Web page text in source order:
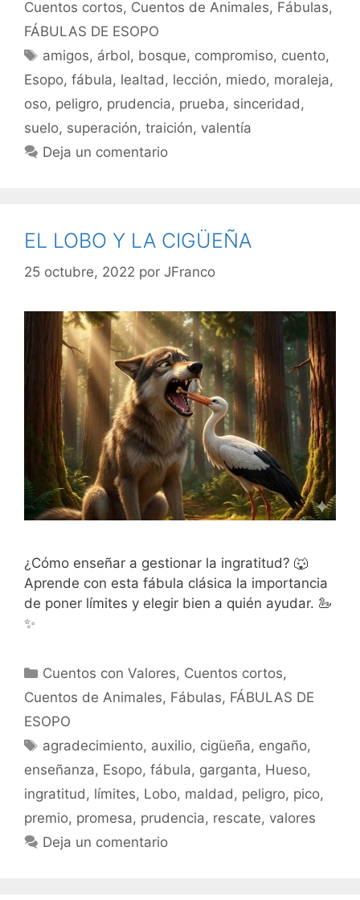
Cuentos cortos, Cuentos de Animales, Fábulas,
FÁBULAS DE ESOPO
Etiquetas
amigos, árbol, bosque, compromiso, cuento,
Esopo, fábula, lealtad, lección, miedo, moraleja,
oso, peligro, prudencia, prueba, sinceridad,
suelo, superación, traición, valentía
Deja un comentario
EL LOBO Y LA CIGÜEÑA
25 octubre, 2022 por JFranco
¿Cómo enseñar a gestionar la ingratitud? 🐺
Aprende con esta fábula clásica la importancia
de poner límites y elegir bien a quién ayudar. 🦢
✨
Categorías
Cuentos con Valores, Cuentos cortos,
Cuentos de Animales, Fábulas, FÁBULAS DE
ESOPO
Etiquetas
agradecimiento, auxilio, cigüeña, engaño,
enseñanza, Esopo, fábula, garganta, Hueso,
ingratitud , límites, Lobo, maldad , peligro, pico,
premio, promesa, prudencia, rescate, valores
Deja un comentario